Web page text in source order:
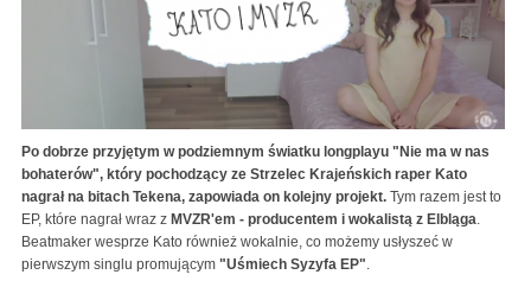
Po dobrze przyjętym w podziemnym światku longplayu "Nie ma w nas
bohaterów", który pochodzący ze Strzelec Krajeńskich raper Kato
nagrał na bitach Tekena, zapowiada on kolejny projekt. Tym razem jest to
EP, które nagrał wraz z MVZR'em - producentem i wokalistą z Elbląga
Beatmaker wesprze Kato również wokalnie, co możemy usłyszeć w
pierwszym singlu promującym "Uśmiech Syzyfa EP"